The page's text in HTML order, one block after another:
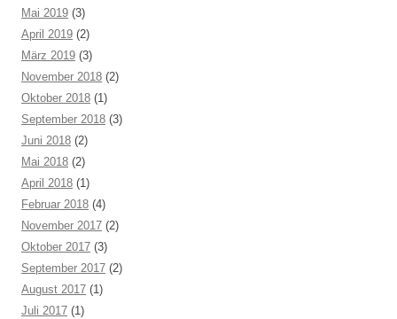
Mai 2019 (3)
April 2019 (2)
März 2019 (3)
November 2018 (2)
Oktober 2018 (1)
September 2018 (3)
Juni 2018 (2)
Mai 2018 (2)
April 2018 (1)
Februar 2018 (4)
November 2017 (2)
Oktober 2017 (3)
September 2017 (2)
August 2017 (1)
Juli 2017 (1)